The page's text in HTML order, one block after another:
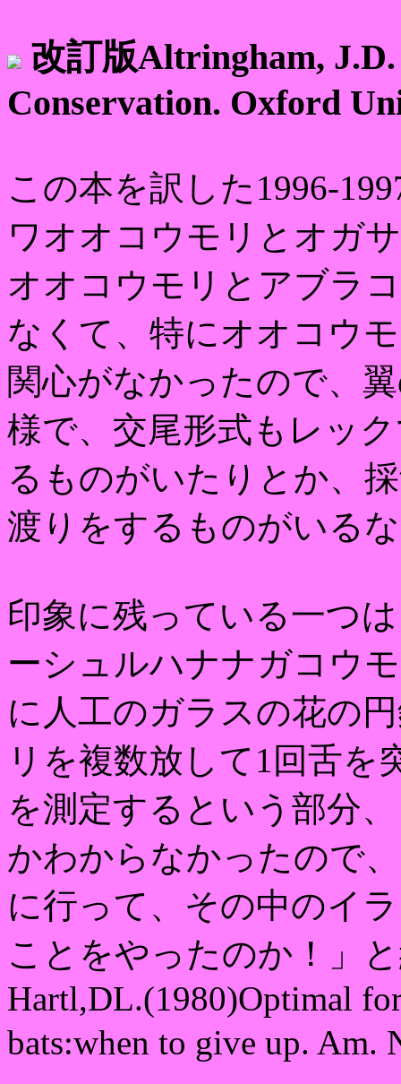
改訂版Altringham,
Conservation. Oxford
この本を訳した1996-
ワオオコウモリとオガ
オオコウモリとアブラ
なくて、特にオオコウ
関心がなかったので、
様で、交尾形式もレッ
るものがいたりとか、
渡りをするものがいる
印象に残っている一つ
ーシュルハナナガコウ
に人工のガラスの花の
リを複数放して1回舌を
を測定するという部分
かわからなかったので
に行って、その中のイ
ことをやったのか！」
Hartl,DL.(1980)Optimal
bats:when to give up. Am.